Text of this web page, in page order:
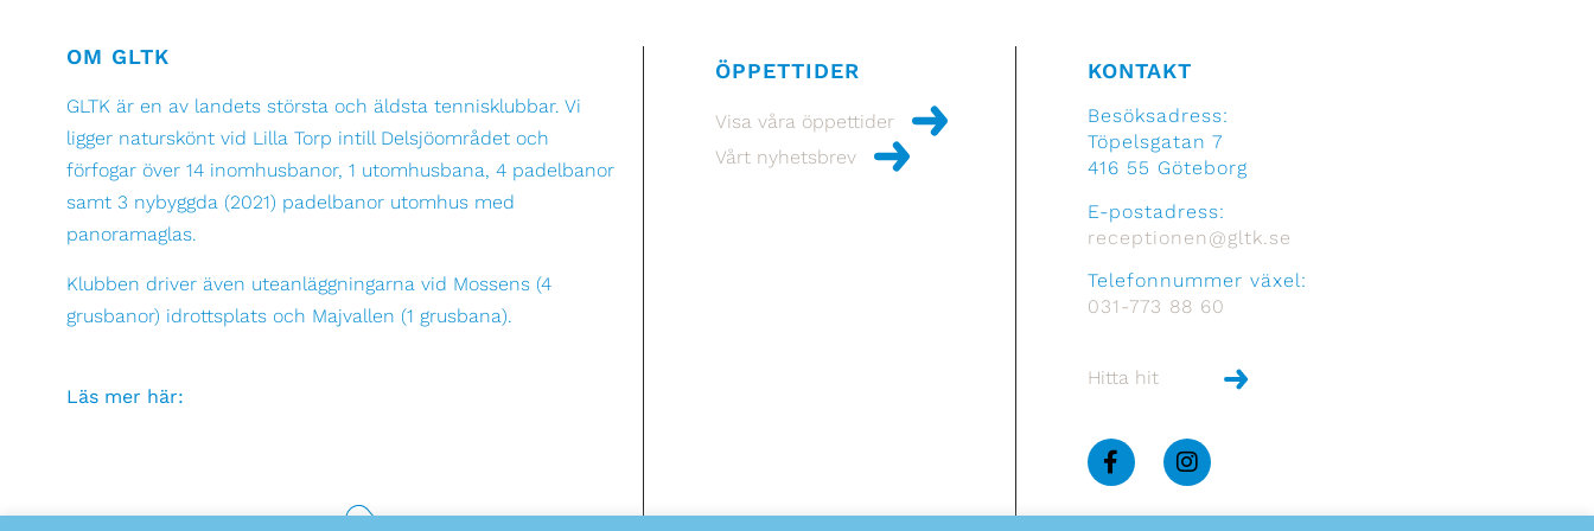
OM GLTK
GLTK är en av landets största och äldsta tennisklubbar. Vi
ligger naturskönt vid Lilla Torp intill Delsjöområdet och
förfogar över 14 inomhusbanor, 1 utomhusbana, 4 padelbanor
samt 3 nybyggda (2021) padelbanor utomhus med
panoramaglas.
Klubben driver även uteanläggningarna vid Mossens (4
grusbanor) idrottsplats och Majvallen (1 grusbana).
Läs mer här:
ÖPPETTIDER
Visa våra öppettider
Vårt nyhetsbrev
KONTAKT
Besöksadress:
Töpelsgatan 7
416 55 Göteborg
E-postadress:
receptionen@gltk.se
Telefonnummer växel:
031-773 88 60
Hitta hit